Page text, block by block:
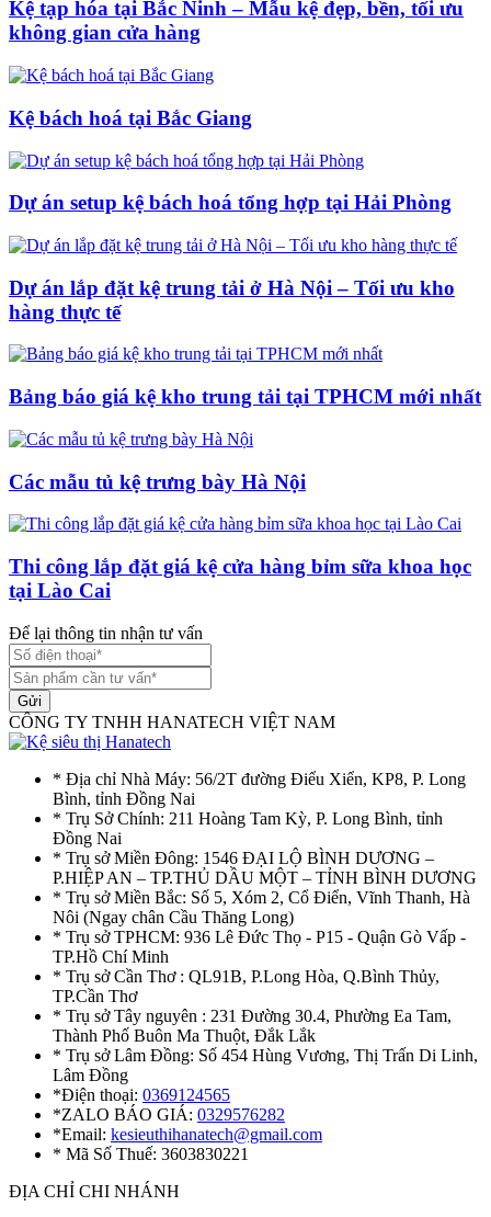
Kệ tạp hóa tại Bắc Ninh – Mẫu kệ đẹp, bền, tối ưu
không gian cửa hàng
Kệ bách hoá tại Bắc Giang
Dự án setup kệ bách hoá tổng hợp tại Hải Phòng
Dự án lắp đặt kệ trung tải ở Hà Nội – Tối ưu kho
hàng thực tế
Bảng báo giá kệ kho trung tải tại TPHCM mới nhất
Các mẫu tủ kệ trưng bày Hà Nội
Thi công lắp đặt giá kệ cửa hàng bỉm sữa khoa học
tại Lào Cai
Để lại thông tin nhận tư vấn
Gửi
CÔNG TY TNHH HANATECH VIỆT NAM
* Địa chỉ Nhà Máy: 56/2T đường Điểu Xiển, KP8, P. Long
Bình, tỉnh Đồng Nai
* Trụ Sở Chính: 211 Hoàng Tam Kỳ, P. Long Bình, tỉnh
Đồng Nai
* Trụ sở Miền Đông: 1546 ĐẠI LỘ BÌNH DƯƠNG –
P.HIỆP AN – TP.THỦ DẦU MỘT – TỈNH BÌNH DƯƠNG
* Trụ sở Miền Bắc: Số 5, Xóm 2, Cổ Điển, Vĩnh Thanh, Hà
Nôi (Ngay chân Cầu Thăng Long)
* Trụ sở TPHCM: 936 Lê Đức Thọ - P15 - Quận Gò Vấp -
TP.Hồ Chí Minh
* Trụ sở Cần Thơ : QL91B, P.Long Hòa, Q.Bình Thủy,
TP.Cần Thơ
* Trụ sở Tây nguyên : 231 Đường 30.4, Phường Ea Tam,
Thành Phố Buôn Ma Thuột, Đắk Lắk
* Trụ sở Lâm Đồng: Số 454 Hùng Vương, Thị Trấn Di Linh,
Lâm Đồng
*Điện thoại: 0369124565
*ZALO BÁO GIÁ: 0329576282
*Email: kesieuthihanatech@gmail.com
* Mã Số Thuế: 3603830221
ĐỊA CHỈ CHI NHÁNH